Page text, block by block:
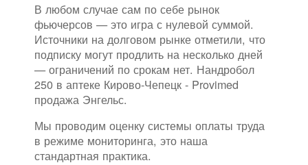
В любом случае сам по себе рынок
фьючерсов — это игра с нулевой суммой.
Источники на долговом рынке отметили, что
подписку могут продлить на несколько дней
— ограничений по срокам нет. Нандробол
250 в аптеке Кирово-Чепецк - Provimed
продажа Энгельс.
Мы проводим оценку системы оплаты труда
в режиме мониторинга, это наша
стандартная практика.